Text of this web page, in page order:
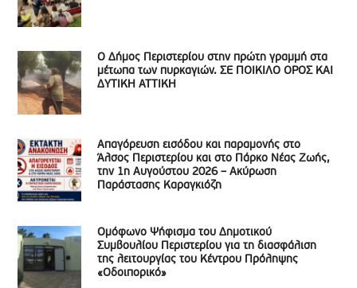
Ο Δήμος Περιστερίου στην πρώτη γραμμή στα
μέτωπα των πυρκαγιών. ΣΕ ΠΟΙΚΙΛΟ ΟΡΟΣ ΚΑΙ
ΔΥΤΙΚΗ ΑΤΤΙΚΗ
Απαγόρευση εισόδου και παραμονής στο
Άλσος Περιστερίου και στο Πάρκο Νέας Ζωής,
την 1η Αυγούστου 2026 – Ακύρωση
Παράστασης Καραγκιόζη
Ομόφωνο Ψήφισμα του Δημοτικού
Συμβουλίου Περιστερίου για τη διασφάλιση
της λειτουργίας του Κέντρου Πρόληψης
«Οδοιπορικό»